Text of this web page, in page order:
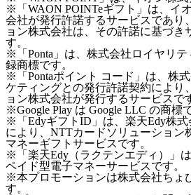
※「WAON POINTeギフト」は、イ
会社が発行許諾するサービスであり
ョン株式会社は、その許諾に基づき
す。
※「Ponta」は、株式会社ロイヤリ
録商標です。
※「Pontaポイント コード」は、株
ケティングとの発行許諾契約により
ョン株式会社が発行するサービスで
※Google Play は Google LLC の商標
※「EdyギフトID」は、楽天Edy株
により、NTTカードソリューション
マネーギフトサービスです。
※「楽天Edy（ラクテンエディ）」
ペイド型電子マネーサービスです。
※本プロモーションは株式会社ちょ
す。